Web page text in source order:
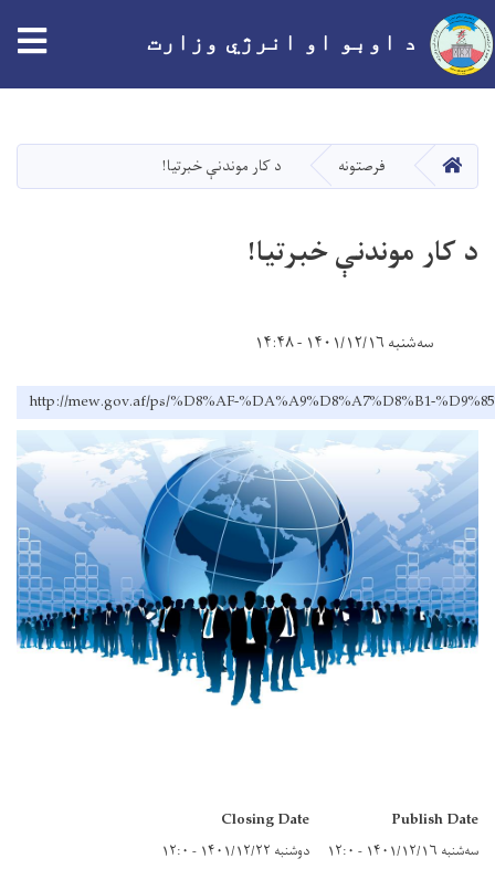
دانګل
د اوبو او انرژي وزارت
کور فرصتونه د کار موندنې خبرتیا!
د کار موندنې خبرتیا!
سه‌شنبه ۱۴۰۱/۱۲/۱۶ - ۱۴:۴۸
http://mew.gov.af/ps/%D8%AF-%DA%A9%D8%A7%D8%B1-
Publish Date
سه‌شنبه ۱۴۰۱/۱۲/۱۶ - ۱۲:۰
Closing Date
دوشنبه ۱۴۰۱/۱۲/۲۲ - ۱۲:۰